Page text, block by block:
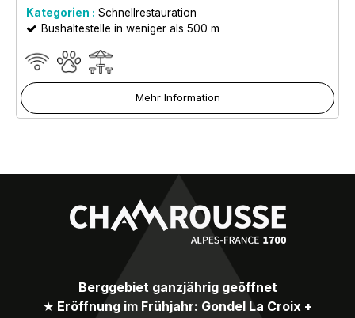
Kategorien : Schnellrestauration
Bushaltestelle in weniger als 500 m
Mehr Information
Berggebiet ganzjährig geöffnet
★ Eröffnung im Frühjahr: Gondel La Croix +